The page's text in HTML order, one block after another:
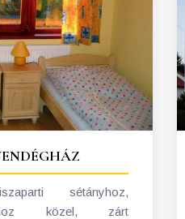
sétányhoz,
közel, zárt